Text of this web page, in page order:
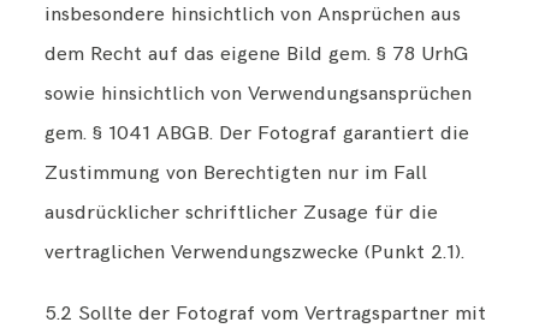
insbesondere hinsichtlich von Ansprüchen aus
dem Recht auf das eigene Bild gem. § 78 UrhG
sowie hinsichtlich von Verwendungsansprüchen
gem. § 1041 ABGB. Der Fotograf garantiert die
Zustimmung von Berechtigten nur im Fall
ausdrücklicher schriftlicher Zusage für die
vertraglichen Verwendungszwecke (Punkt 2.1).
5.2 Sollte der Fotograf vom Vertragspartner mit